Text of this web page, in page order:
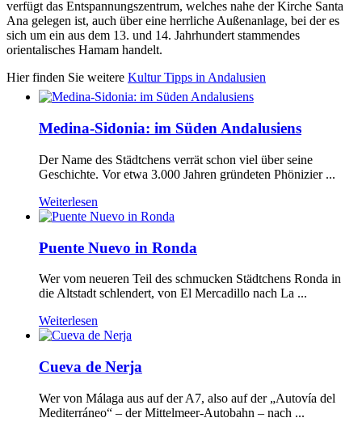
verfügt das Entspannungszentrum, welches nahe der Kirche Santa
Ana gelegen ist, auch über eine herrliche Außenanlage, bei der es
sich um ein aus dem 13. und 14. Jahrhundert stammendes
orientalisches Hamam handelt.
Hier finden Sie weitere Kultur Tipps in Andalusien
Medina-Sidonia: im Süden Andalusiens
Der Name des Städtchens verrät schon viel über seine
Geschichte. Vor etwa 3.000 Jahren gründeten Phönizier ...
Weiterlesen
Puente Nuevo in Ronda
Wer vom neueren Teil des schmucken Städtchens Ronda in
die Altstadt schlendert, von El Mercadillo nach La ...
Weiterlesen
Cueva de Nerja
Wer von Málaga aus auf der A7, also auf der „Autovía del
Mediterráneo“ – der Mittelmeer-Autobahn – nach ...